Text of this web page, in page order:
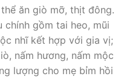
ăn giò mỡ, thịt đông.
chính gồm tai heo, mũi
nhĩ kết hợp với gia vị;
nấm hương, nấm mộc
lượng cho mẹ bỉm hồi